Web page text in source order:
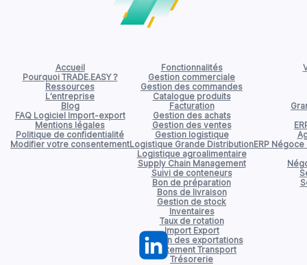
Accueil
Pourquoi TRADE.EASY ?
Ressources
L’entreprise
Blog
FAQ Logiciel Import-export
Mentions légales
Politique de confidentialité
Modifier votre consentement
Fonctionnalités
Gestion commerciale
Gestion des commandes
Catalogue produits
Facturation
Gestion des achats
Gestion des ventes
Gestion logistique
Logistique Grande Distribution
Logistique agroalimentaire
Supply Chain Management
Suivi de conteneurs
Bon de préparation
Bons de livraison
Gestion de stock
Inventaires
Taux de rotation
Import Export
Gestion des exportations
Affrètement Transport
Trésorerie
ERP